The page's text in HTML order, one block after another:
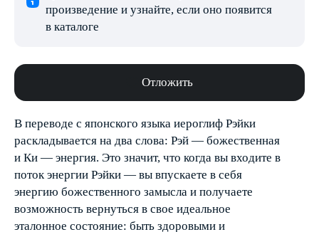
произведение и узнайте, если оно появится
в каталоге
Отложить
В переводе с японского языка иероглиф Рэйки
раскладывается на два слова: Рэй — божественная
и Ки — энергия. Это значит, что когда вы входите в
поток энергии Рэйки — вы впускаете в себя
энергию божественного замысла и получаете
возможность вернуться в свое идеальное
эталонное состояние: быть здоровыми и